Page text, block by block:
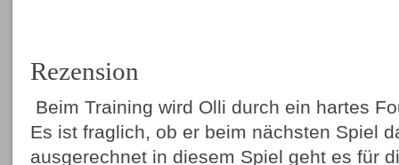
Rezension
Beim Training wird Olli durch ein hartes
Es ist fraglich, ob er beim nächsten Spiel
ausgerechnet in diesem Spiel geht es für